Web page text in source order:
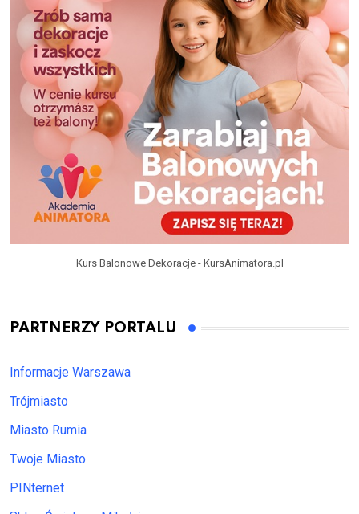
Kurs Balonowe Dekoracje - KursAnimatora.pl
PARTNERZY PORTALU
Informacje Warszawa
Trójmiasto
Miasto Rumia
Twoje Miasto
PINternet